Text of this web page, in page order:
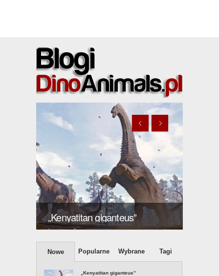
„Kenyatitan giganteus”
Nowe Popularne Wybrane Tagi
„Kenyatitan giganteus”